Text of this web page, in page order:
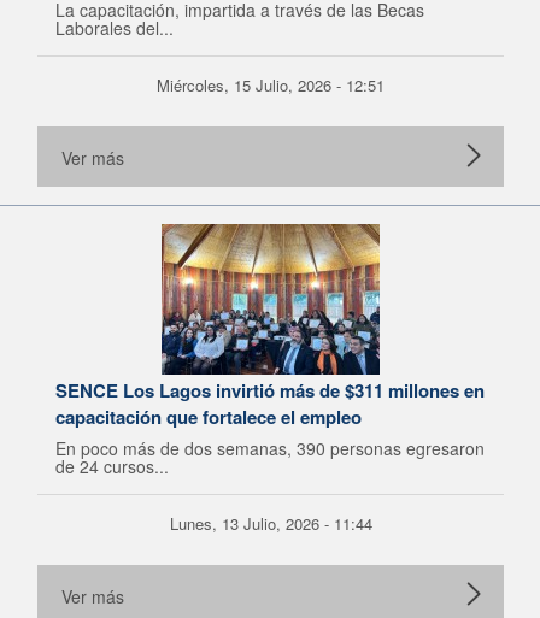
La capacitación, impartida a través de las Becas
Laborales del...
Miércoles, 15 Julio, 2026 - 12:51
Ver más
SENCE Los Lagos invirtió más de $311 millones en
capacitación que fortalece el empleo
En poco más de dos semanas, 390 personas egresaron
de 24 cursos...
Lunes, 13 Julio, 2026 - 11:44
Ver más